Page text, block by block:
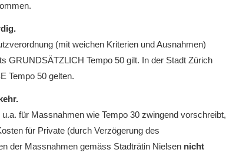
(mit weichen Kriterien und Ausnahmen)
GRUNDSÄTZLICH Tempo 50 gilt. In der Stadt Zürich
Tempo 50 gelten.
für Massnahmen wie Tempo 30 zwingend vorschreibt,
für Private (durch Verzögerung des
der Massnahmen gemäss Stadträtin Nielsen nicht